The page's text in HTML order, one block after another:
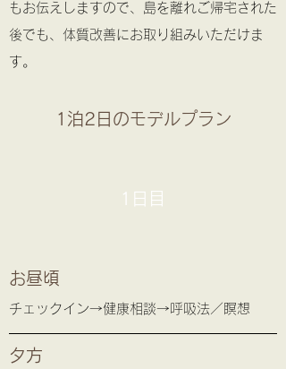
もお伝えしますので、島を離れご帰宅された
後でも、体質改善にお取り組みいただけま
す。
1泊2日のモデルプラン
1日目
お昼頃
チェックイン→健康相談→呼吸法／瞑想
夕方